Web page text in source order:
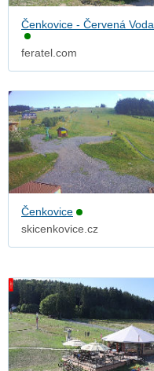
Čenkovice - Červená Voda
feratel.com
Čenkovice
skicenkovice.cz